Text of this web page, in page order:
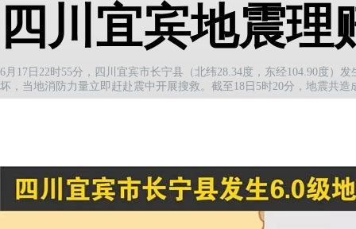
四川宜宾地震
6月17日22时55分，四川宜宾市长宁县（北纬28.34度，东经104.90度）
坏，当地消防力量立即赶赴震中开展搜救。截至18日5时20分，地震共